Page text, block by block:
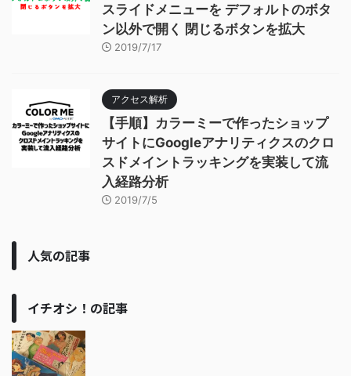
スライドメニューを デフォルトのボタ
ン以外で開く 閉じるボタンを拡大
2019/7/17
アクセス解析
【手順】カラーミーで作ったショップ
サイトにGoogleアナリティクスのクロ
スドメイントラッキングを実装して流
入経路分析
2019/7/5
人気の記事
イチオシ！の記事